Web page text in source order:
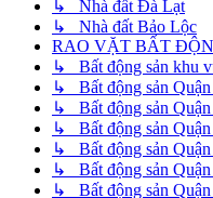
↳ Nhà đất Đà Lạt
↳ Nhà đất Bảo Lộc
RAO VẶT BẤT
↳ Bất động sản khu
↳ Bất động sản Quận
↳ Bất động sản
↳ Bất động sản
↳ Bất động sản
↳ Bất động sản
↳ Bất động sản